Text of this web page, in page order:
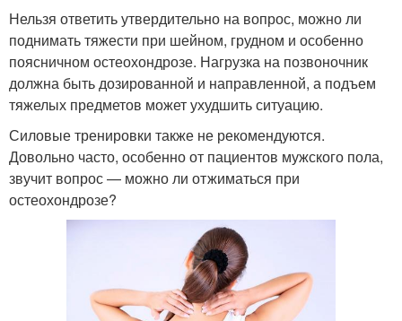
Нельзя ответить утвердительно на вопрос, можно ли
поднимать тяжести при шейном, грудном и особенно
поясничном остеохондрозе. Нагрузка на позвоночник
должна быть дозированной и направленной, а подъем
тяжелых предметов может ухудшить ситуацию.
Силовые тренировки также не рекомендуются.
Довольно часто, особенно от пациентов мужского пола,
звучит вопрос — можно ли отжиматься при
остеохондрозе?